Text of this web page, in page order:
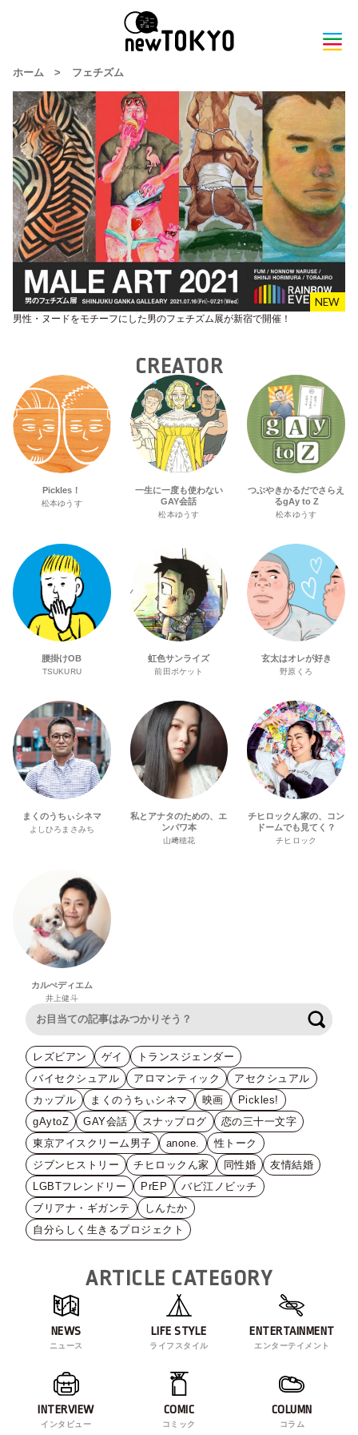
ホーム > フェチズム
男性・ヌードをモチーフにした男のフェチズム展が新宿で開催！
CREATOR
Pickles！
松本ゆうす
一生に一度も使わない
GAY会話
松本ゆうす
つぶやきかるだでさらえ
るgAy to Z
松本ゆうす
腰掛けOB
TSUKURU
虹色サンライズ
前田ポケット
玄太はオレが好き
野原くろ
まくのうちぃシネマ
よしひろまさみち
私とアナタのための、エ
ンパワ本
山﨑穂花
チヒロックん家の、コン
ドームでも見てく？
チヒロック
カルぺディエム
井上健斗
レズビアン ゲイ
トランスジェンダー
バイセクシュアル
アロマンティック
アセクシュアル
カップル
まくのうちぃシネマ 映画
Pickles!
gAytoZ
GAY会話 スナップログ
恋の三十一文字
東京アイスクリーム男子
anone.
性トーク
ジブンヒストリー
チヒロックん家 同性婚
友情結婚
LGBTフレンドリー
PrEP
バビ江ノビッチ
ブリアナ・ギガンテ
しんたか
自分らしく生きるプロジェクト
ARTICLE CATEGORY
NEWS
ニュース
LIFE STYLE
ライフスタイル
ENTERTAINMENT
エンターテイメント
INTERVIEW
インタビュー
COMIC
コミック
COLUMN
コラム